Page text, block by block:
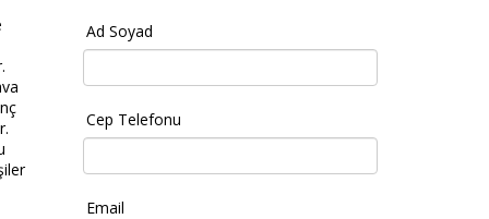
Ad Soyad
Cep Telefonu
Email